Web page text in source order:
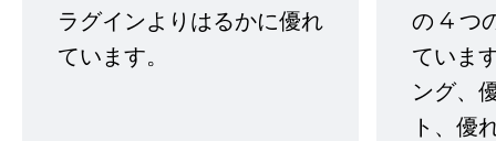
ラグインよりはるかに優れ
ています。
の 4 つ
ていま
ング、
ト、優